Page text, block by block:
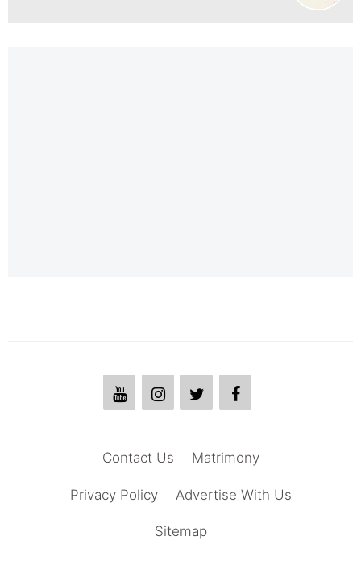
Matrimony
Contact Us
Advertise With Us
Privacy Policy
Sitemap